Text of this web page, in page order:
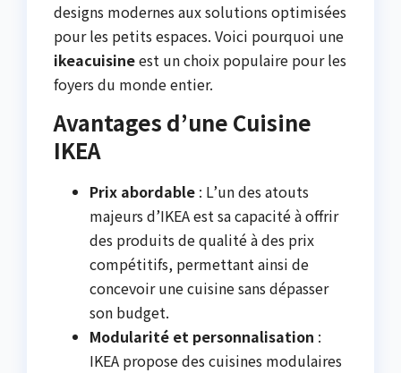
designs modernes aux solutions optimisées
pour les petits espaces. Voici pourquoi une
ikeacuisineest un choix populaire pour les
foyers du monde entier.
Avantages d’une Cuisine
IKEA
Prix abordable : L’un des atouts
majeurs d’IKEA est sa capacité à offrir
des produits de qualité à des prix
compétitifs, permettant ainsi de
concevoir une cuisine sans dépasser
son budget.
Modularité et personnalisation :
IKEA propose des cuisines modulaires